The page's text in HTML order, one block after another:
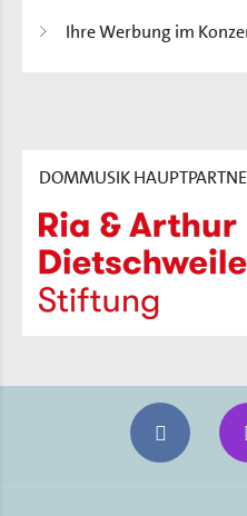
Ihre Werbung im
DOMMUSIK